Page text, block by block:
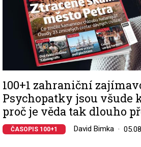
100+1 zahraniční
Psychopatky jsou všude
proč je věda tak dlouho
ČASOPIS 100+1 David Bimka